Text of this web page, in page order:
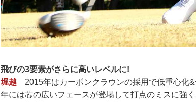
飛びの3要素がさらに高いレベルに!
堀越 2015年はカーボンクラウンの採用で低重心化
年には芯の広いフェースが登場して打点のミスに強